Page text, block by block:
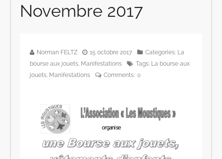
Novembre 2017
Norman FELTZ 15 octobre 2017 Categories: La
bourse aux jouets, Manifestations Tags: La bourse aux
jouets, Manifestations Comments: 0